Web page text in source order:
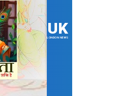
UK
LONDON NEWS